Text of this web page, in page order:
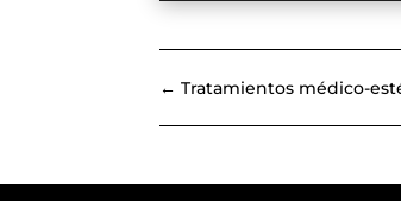
←Tratamientos médico-